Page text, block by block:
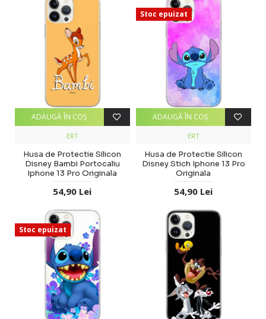
ERT
Husa de Protectie Silicon
Disney Bambi Portocaliu
Iphone 13 Pro Originala
54,90 Lei
ADAUGĂ ÎN COŞ
Stoc epuizat
ERT
Husa de Protectie Silicon
Disney Stich Iphone 13 Pro
Originala
54,90 Lei
ADAUGĂ ÎN COŞ
Stoc epuizat